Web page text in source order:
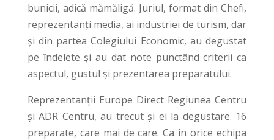
bunicii, adică mămăligă. Juriul, format din Chefi,
reprezentanți media, ai industriei de turism, dar
și din partea Colegiului Economic, au degustat
pe îndelete și au dat note punctând criterii ca
aspectul, gustul și prezentarea preparatului.
Reprezentanții Europe Direct Regiunea Centru
și ADR Centru, au trecut și ei la degustare. 16
preparate, care mai de care. Ca în orice echipa